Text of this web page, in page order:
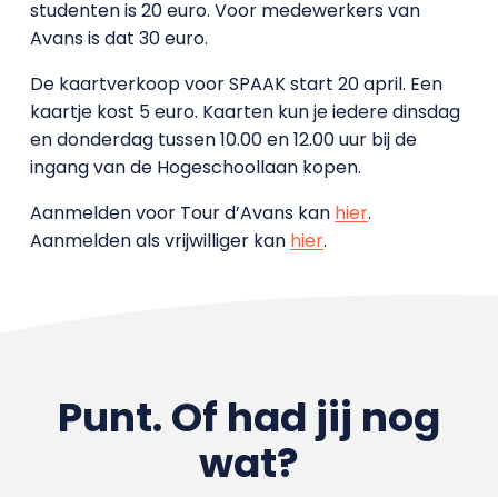
studenten is 20 euro. Voor medewerkers van
Avans is dat 30 euro.
De kaartverkoop voor SPAAK start 20 april. Een
kaartje kost 5 euro. Kaarten kun je iedere dinsdag
en donderdag tussen 10.00 en 12.00 uur bij de
ingang van de Hogeschoollaan kopen.
Aanmelden voor Tour d’Avans kan hier.
Aanmelden als vrijwilliger kan hier.
Punt. Of had jij nog
wat?